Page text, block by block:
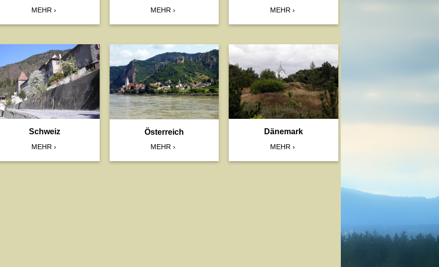
MEHR MEHR MEHR
Schweiz
MEHR
Österreich
MEHR
Dänemark
MEHR